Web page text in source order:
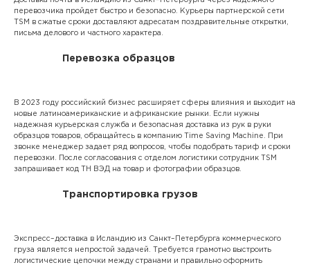
перевозчика пройдет быстро и безопасно. Курьеры партнерской сети
TSM в сжатые сроки доставляют адресатам поздравительные открытки,
письма делового и частного характера.
Перевозка образцов
В 2023 году российский бизнес расширяет сферы влияния и выходит на
новые латиноамериканские и африканские рынки. Если нужны
надежная курьерская служба и безопасная доставка из рук в руки
образцов товаров, обращайтесь в компанию Time Saving Machine. При
звонке менеджер задает ряд вопросов, чтобы подобрать тариф и сроки
перевозки. После согласования с отделом логистики сотрудник TSM
запрашивает код ТН ВЭД на товар и фотографии образцов.
Транспортировка грузов
Экспресс–доставка в Исландию из Санкт–Петербурга коммерческого
груза является непростой задачей. Требуется грамотно выстроить
логистические цепочки между странами и правильно оформить